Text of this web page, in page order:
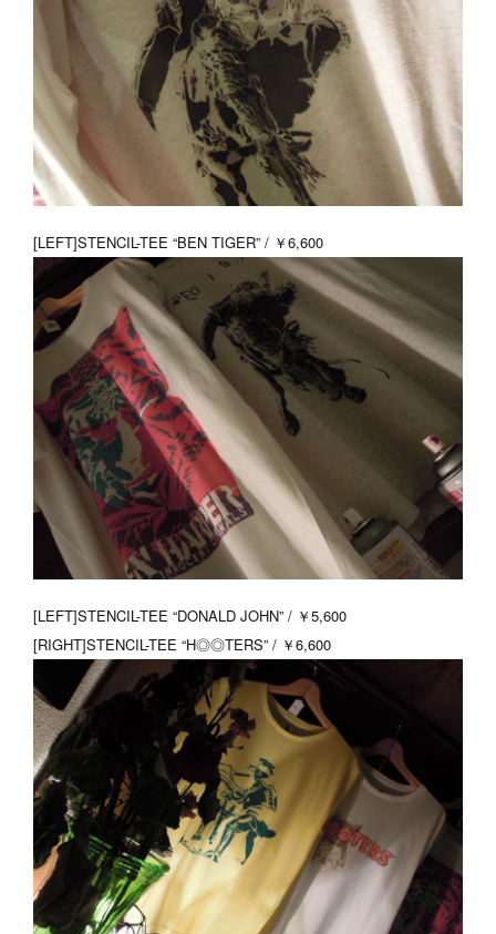
[LEFT]STENCIL-TEE “BEN TIGER” / ￥6,600
[LEFT]STENCIL-TEE “DONALD JOHN” / ￥5,600
[RIGHT]STENCIL-TEE “H◎◎TERS” / ￥6,600